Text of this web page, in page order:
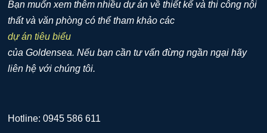
Bạn muốn xem thêm nhiều dự án về thiết kế và thi công nội
thất và văn phòng có thể tham khảo các
dự án tiêu biểu
của Goldensea. Nếu bạn cần tư vấn đừng ngần ngại hãy
liên hệ với chúng tôi.
Hotline: 0945 586 611